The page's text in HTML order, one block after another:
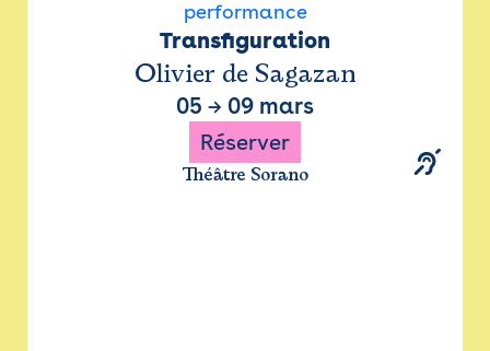
performance
Transfiguration
Olivier de Sagazan
05 → 09 mars
Réserver
Théâtre Sorano